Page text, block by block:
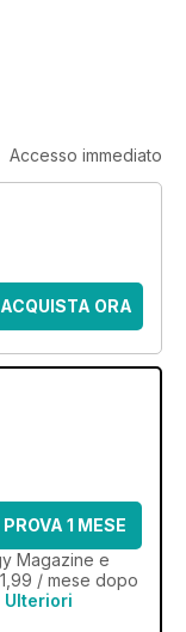
Accesso immediato
ACQUISTA ORA
PROVA 1 MESE
Magazine e
/ mese dopo
Ulteriori